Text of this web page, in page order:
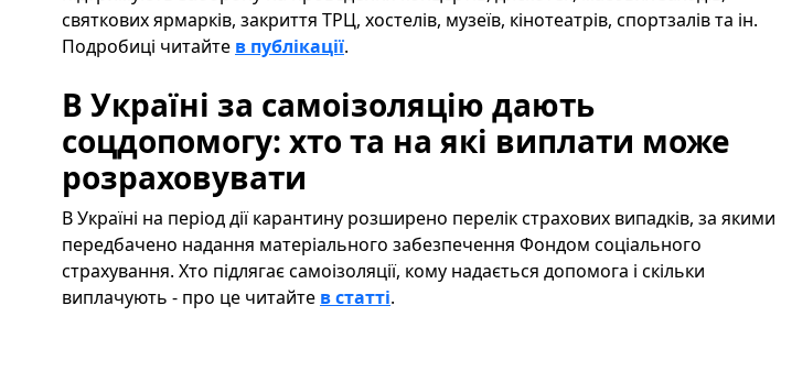
святкових ярмарків, закриття ТРЦ, хостелів, музеїв, кінотеатрів, спортзалів та ін.
Подробиці читайте в публікації.
В Україні за самоізоляцію дають
соцдопомогу: хто та на які виплати може
розраховувати
В Україні на період дії карантину розширено перелік страхових випадків, за якими
передбачено надання матеріального забезпечення Фондом соціального
страхування. Хто підлягає самоізоляції, кому надається допомога і скільки
виплачують - про це читайте в статті.